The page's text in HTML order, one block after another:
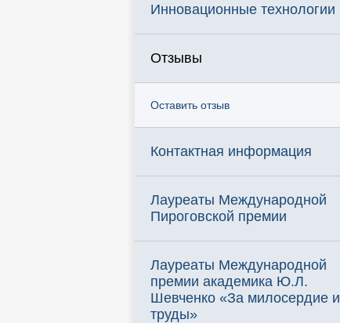
Инновационные технологии
Отзывы
Оставить отзыв
Контактная информация
Лауреаты Международной
Пироговской премии
Лауреаты Международной
премии академика Ю.Л.
Шевченко «За милосердие и
труды»